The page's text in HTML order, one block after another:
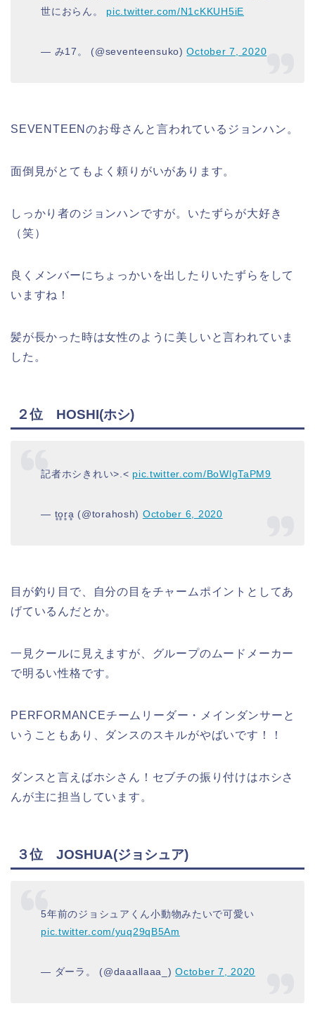
世におらん。 pic.twitter.com/N1cKKUH5iE
— み17。 (@seventeensuko)October 7, 2020
SEVENTEENのお母さんと言われているジョンハン。
面倒見がとてもよく頼りがいがあります。
しっかり者のジョンハンですが。いたずらが大好き
（笑）
良くメンバーにちょっかいを出したりいたずらをして
いますね！
髪が長かった時は女性のように美しいと言われていま
した。
２位 HOSHI(ホシ)
記者ホシきれい>.< pic.twitter.com/BoWlgTaPM9
— t̻o̻r̻a̻ (@torahosh) October 6, 2020
目が釣り目で、自分の目をチャームポイントとしてあ
げているんだとか。
一見クールに見えますが、グループのムードメーカー
で明るい性格です。
PERFORMANCEチームリーダー・メインダンサーと
いうこともあり、ダンスのスキルがやばいです！！
ダンスと言えばホシさん！セブチの振り付けはホシさ
んが主に担当しています。
３位 JOSHUA(ジョシュア)
5年前のジョシュアくん小動物みたいで可愛い
pic.twitter.com/yuq29qB5Am
— ダーラ。 (@daaallaaa_)October 7, 2020